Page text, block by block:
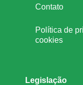
Contato
Política de
cookies
Legislação